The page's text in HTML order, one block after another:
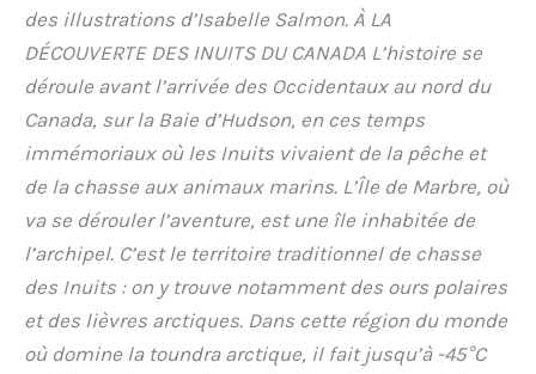
des illustrations d’Isabelle Salmon. À LA
DÉCOUVERTE DES INUITS DU CANADA L’histoire se
déroule avant l’arrivée des Occidentaux au nord du
Canada, sur la Baie d’Hudson, en ces temps
immémoriaux où les Inuits vivaient de la pêche et
de la chasse aux animaux marins. L’Île de Marbre, où
va se dérouler l’aventure, est une île inhabitée de
l’archipel. C’est le territoire traditionnel de chasse
des Inuits : on y trouve notamment des ours polaires
et des lièvres arctiques. Dans cette région du monde
où domine la toundra arctique, il fait jusqu’à -45°C